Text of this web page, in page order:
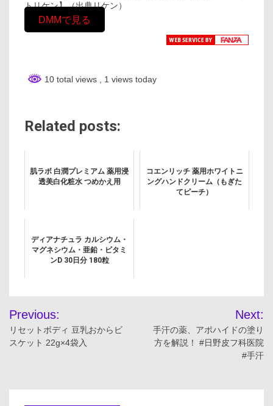
トリケン】（出典リケン）
DMMで見る
10 total views , 1 views today
Related posts:
肌ラボ 白潤プレミアム 薬用浸
透美白化粧水 つめかえ用
コエンリッチ 薬用ホワイトニ
ングハンドクリーム（もぎた
てピーチ）
ディアナチュラ カルシウム・
マグネシウム・亜鉛・ビタミ
ンD 30日分 180粒
投
稿
Previous:
リセットボディ 豆乳おからビ
スケット 22g×4袋入
Next:
手汗の薬、アポハイドの塗り
方を解説！ #日野皮フ科医院
#手汗